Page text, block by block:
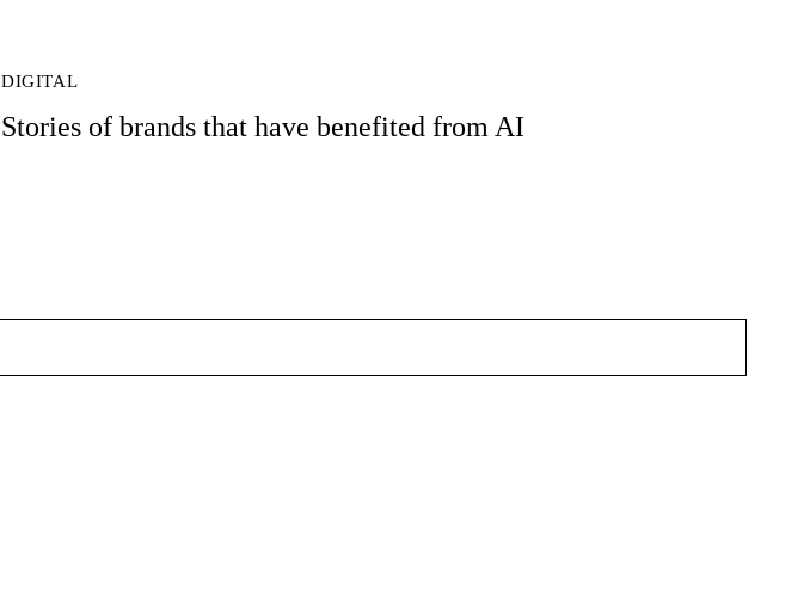
DIGITAL
Stories of brands that have benefited from AI